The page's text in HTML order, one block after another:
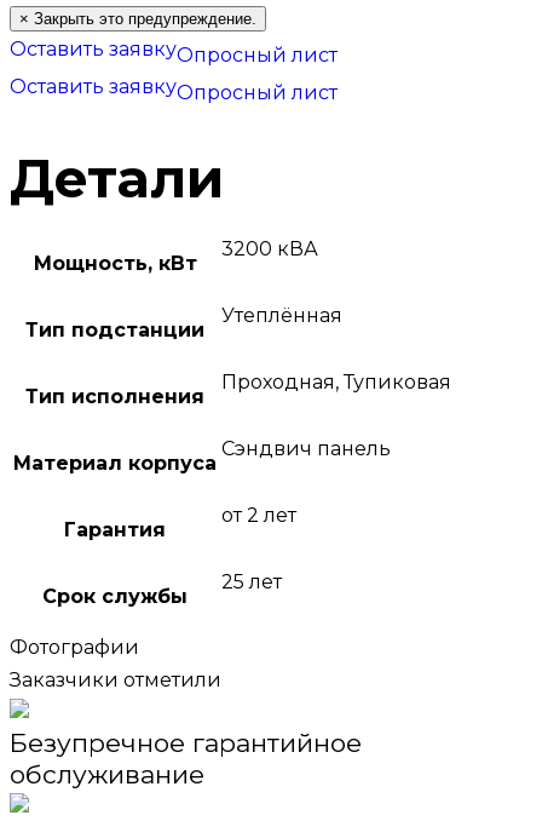
× Закрыть это предупреждение.
Оставить заявкуОпросный лист
Оставить заявкуОпросный лист
Детали
Мощность, кВт
3200 кВА
Тип подстанции
Утеплённая
Тип исполнения
Проходная, Тупиковая
Материал корпуса
Сэндвич панель
Гарантия
от 2 лет
Срок службы
25 лет
Фотографии
Заказчики отметили
Безупречное гарантийное
обслуживание